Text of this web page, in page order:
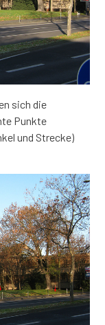
sich die
Punkte
und Strecke)